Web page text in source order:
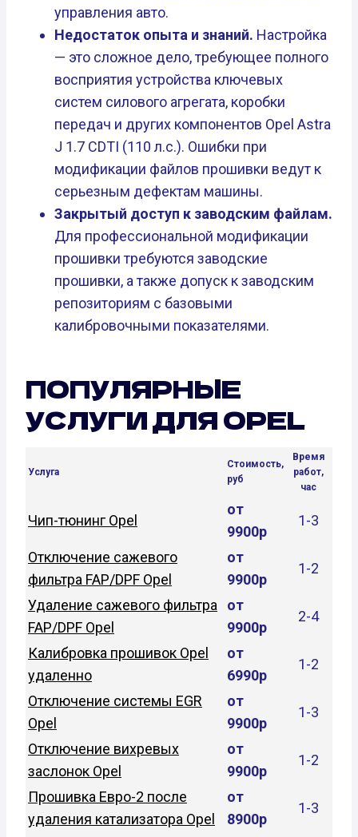
управления авто.
Недостаток опыта и знаний. Настройка
— это сложное дело, требующее полного
восприятия устройства ключевых
систем силового агрегата, коробки
передач и других компонентов Opel Astra
J 1.7 CDTI (110 л.с.). Ошибки при
модификации файлов прошивки ведут к
серьезным дефектам машины.
Закрытый доступ к заводским файлам.
Для профессиональной модификации
прошивки требуются заводские
прошивки, а также допуск к заводским
репозиториям с базовыми
калибровочными показателями.
ПОПУЛЯРНЫЕ
УСЛУГИ ДЛЯ OPEL
Услуга
Стоимость,
руб
Время
работ,
час
Чип-тюнинг Opel
от
9900р
1-3
Отключение сажевого
фильтра FAP/DPF Opel
от
9900р
1-2
Удаление сажевого фильтра
FAP/DPF Opel
от
9900р
2-4
Калибровка прошивок Opel
удаленно
от
6990р
1-2
Отключение системы EGR
Opel
от
9900р
1-3
Отключение вихревых
заслонок Opel
от
9900р
1-2
Прошивка Евро-2 после
удаления катализатора Opel
от
8900р
1-3